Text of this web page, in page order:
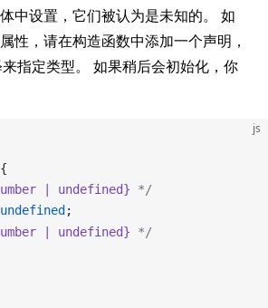
中设置，它们被认为是未知的。 如
性，请在构造函数中添加一个声明，
指定类型。 如果稍后会初始化，你
js
| undefined} */
undefined;
| undefined} */